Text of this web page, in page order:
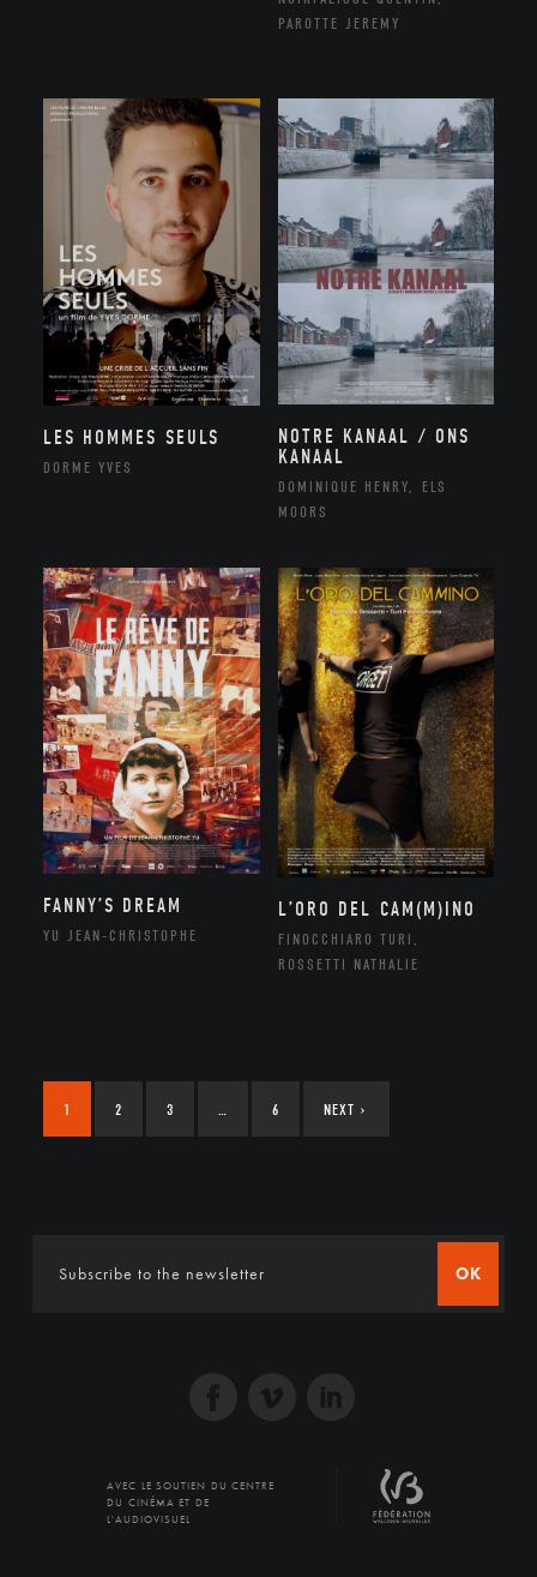
PAROTTE JEREMY
LES HOMMES SEULS
DORME YVES
NOTRE KANAAL / ONS
KANAAL
DOMINIQUE HENRY, ELS
MOORS
FANNY’S DREAM
YU JEAN-CHRISTOPHE
L’ORO DEL CAM(M)INO
FINOCCHIARO TURI,
ROSSETTI NATHALIE
1 2 3 6 NEXT ›
OK
AVEC LE SOUTIEN DU CENTRE
DU CINÉMA ET DE
L'AUDIOVISUEL